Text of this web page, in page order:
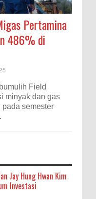
Pertamina
486% di
Field
minyak dan gas
pada semester
Jay Hung Hwan Kim
Investasi